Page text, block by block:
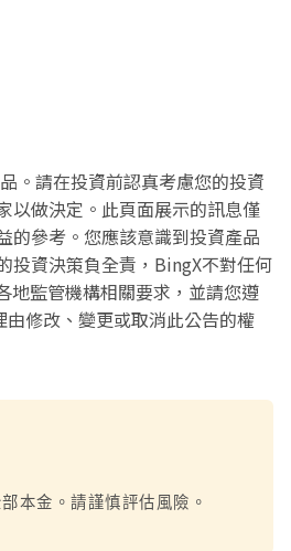
。請在投資前認真考慮您的投資
以做決定。此頁面展示的訊息僅
的參考。您應該意識到投資產品
投資決策負全責，BingX不對任何
地監管機構相關要求，並請您遵
修改、變更或取消此公告的權
本金。請謹慎評估風險。